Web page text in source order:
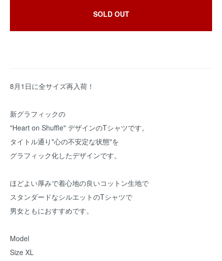
SOLD OUT
8月1日に全サイズ再入荷！
新グラフィックの
"Heart on Shuffle" デザインのTシャツです。
タイトル通り"心の不安定な状態"を
グラフィック化したデザインです。
ほどよい厚みで着心地の良いコットン生地で
スタンダードなシルエットのTシャツで
男女ともにおすすめです。
Model
Size XL